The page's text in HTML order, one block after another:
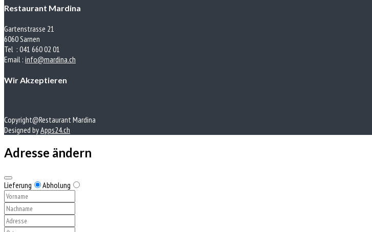
Restaurant Mardina
Gartenstrasse 21
6060 Sarnen
Tel : 041 660 02 01
Email : info@mardina.ch
Wir Akzeptieren
Copyright@Restaurant Mardina
Designed byApps24.ch
Adresse ändern
Lieferung Abholung